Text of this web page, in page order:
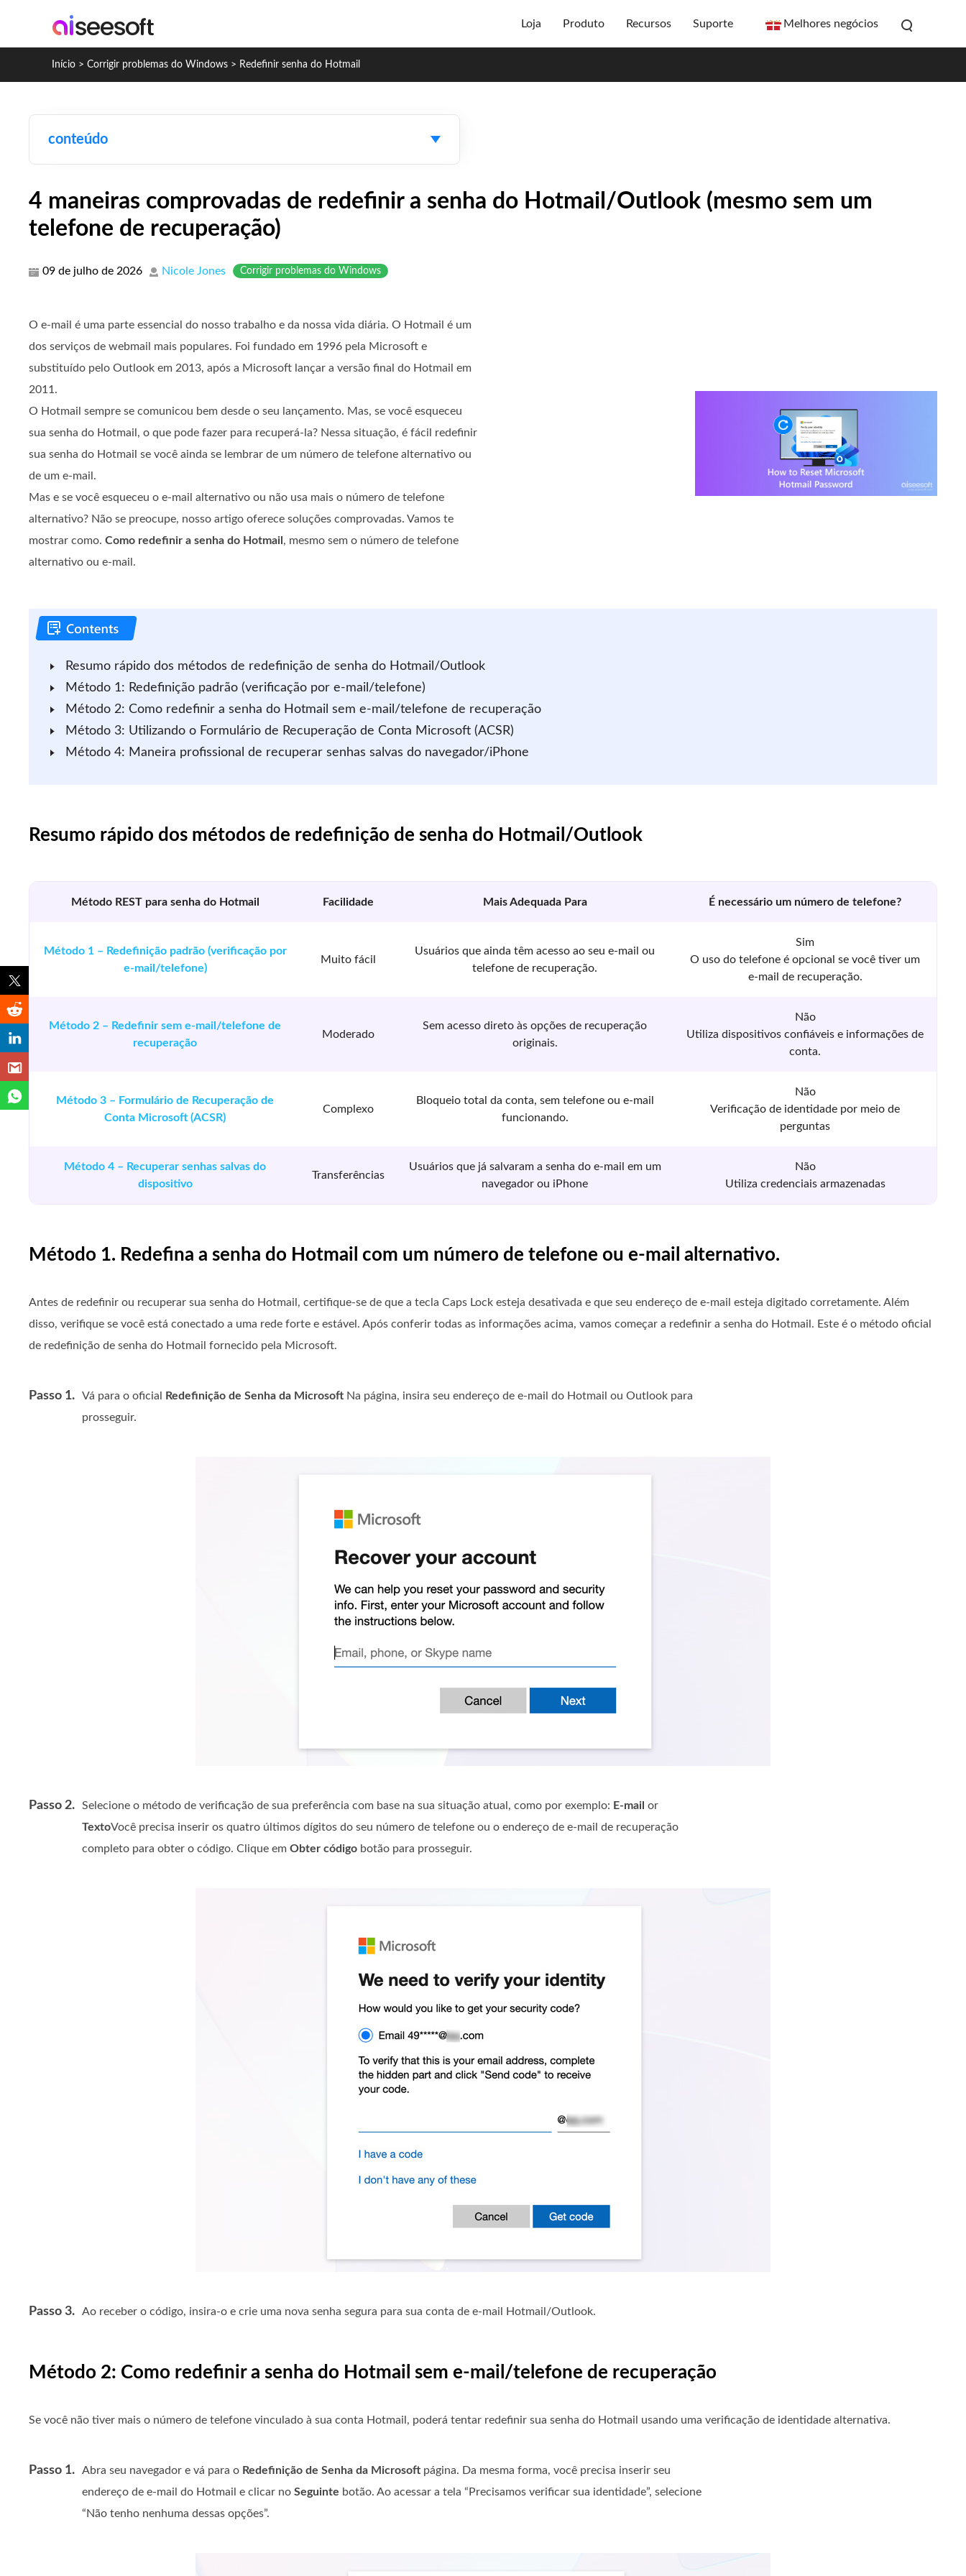
Loja Produto Recursos Suporte Melhores negócios
Início > Corrigir problemas do Windows > Redefinir senha do Hotmail
conteúdo
4 maneiras comprovadas de redefinir a senha do Hotmail/Outlook (mesmo sem um
telefone de recuperação)
09 de julho de 2026 Nicole Jones Corrigir problemas do Windows
O e-mail é uma parte essencial do nosso trabalho e da nossa vida diária. O Hotmail é um
dos serviços de webmail mais populares. Foi fundado em 1996 pela Microsoft e
substituído pelo Outlook em 2013, após a Microsoft lançar a versão final do Hotmail em
2011.
O Hotmail sempre se comunicou bem desde o seu lançamento. Mas, se você esqueceu
sua senha do Hotmail, o que pode fazer para recuperá-la? Nessa situação, é fácil redefinir
sua senha do Hotmail se você ainda se lembrar de um número de telefone alternativo ou
de um e-mail.
Mas e se você esqueceu o e-mail alternativo ou não usa mais o número de telefone
alternativo? Não se preocupe, nosso artigo oferece soluções comprovadas. Vamos te
mostrar como. Como redefinir a senha do Hotmail , mesmo sem o número de telefone
alternativo ou e-mail.
Resumo rápido dos métodos de redefinição de senha do Hotmail/Outlook
Método 1: Redefinição padrão (verificação por e-mail/telefone)
Método 2: Como redefinir a senha do Hotmail sem e-mail/telefone de recuperação
Método 3: Utilizando o Formulário de Recuperação de Conta Microsoft (ACSR)
Método 4: Maneira profissional de recuperar senhas salvas do navegador/iPhone
Resumo rápido dos métodos de redefinição de senha do Hotmail/Outlook
Método REST para senha do Hotmail Facilidade Mais Adequada Para É necessário um número de telefone?
Método 1 – Redefinição padrão (verificação por
e-mail/telefone)
Muito fácil
Usuários que ainda têm acesso ao seu e-mail ou
telefone de recuperação.
Sim
O uso do telefone é opcional se você tiver um
e-mail de recuperação.
Método 2 – Redefinir sem e-mail/telefone de
recuperação
Moderado
Sem acesso direto às opções de recuperação
originais.
Não
Utiliza dispositivos confiáveis ​​e informações de
conta.
Método 3 – Formulário de Recuperação de
Conta Microsoft (ACSR)
Complexo
Bloqueio total da conta, sem telefone ou e-mail
funcionando.
Não
Verificação de identidade por meio de
perguntas
Método 4 – Recuperar senhas salvas do
dispositivo
Transferências
Usuários que já salvaram a senha do e-mail em um
navegador ou iPhone
Não
Utiliza credenciais armazenadas
Método 1. Redefina a senha do Hotmail com um número de telefone ou e-mail alternativo.
Antes de redefinir ou recuperar sua senha do Hotmail, certifique-se de que a tecla Caps Lock esteja desativada e que seu endereço de e-mail esteja digitado corretamente. Além
disso, verifique se você está conectado a uma rede forte e estável. Após conferir todas as informações acima, vamos começar a redefinir a senha do Hotmail. Este é o método oficial
de redefinição de senha do Hotmail fornecido pela Microsoft.
Passo 1. Vá para o oficial Redefinição de Senha da Microsoft Na página, insira seu endereço de e-mail do Hotmail ou Outlook para
prosseguir.
Passo 2. Selecione o método de verificação de sua preferência com base na sua situação atual, como por exemplo: E-mail or
TextoVocê precisa inserir os quatro últimos dígitos do seu número de telefone ou o endereço de e-mail de recuperação
completo para obter o código. Clique em Obter código botão para prosseguir.
Passo 3. Ao receber o código, insira-o e crie uma nova senha segura para sua conta de e-mail Hotmail/Outlook.
Método 2: Como redefinir a senha do Hotmail sem e-mail/telefone de recuperação
Se você não tiver mais o número de telefone vinculado à sua conta Hotmail, poderá tentar redefinir sua senha do Hotmail usando uma verificação de identidade alternativa.
Passo 1. Abra seu navegador e vá para o Redefinição de Senha da Microsoft página. Da mesma forma, você precisa inserir seu
endereço de e-mail do Hotmail e clicar no Seguinte botão. Ao acessar a tela “Precisamos verificar sua identidade”, selecione
“Não tenho nenhuma dessas opções”.